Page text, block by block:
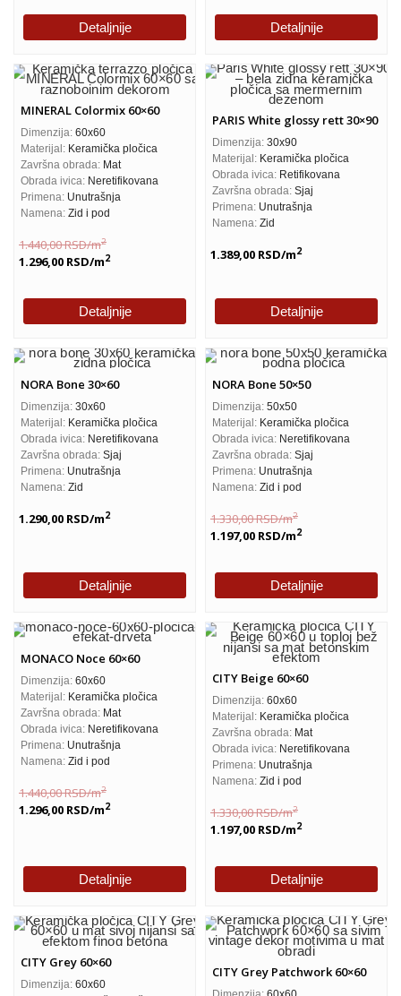
Detaljnije Detaljnije
MINERAL Colormix 60×60
Dimenzija: 60x60
Materijal: Keramička pločica
Završna obrada: Mat
Obrada ivica: Neretifikovana
Primena: Unutrašnja
Namena: Zid i pod
1.440,00RSD/m2
1.296,00 RSD/m2
Detaljnije
PARIS White glossy rett 30×90
Dimenzija: 30x90
Materijal: Keramička pločica
Obrada ivica: Retifikovana
Završna obrada: Sjaj
Primena: Unutrašnja
Namena: Zid
1.389,00 RSD/m2
Detaljnije
NORA Bone 30×60
Dimenzija: 30x60
Materijal: Keramička pločica
Obrada ivica: Neretifikovana
Završna obrada: Sjaj
Primena: Unutrašnja
Namena: Zid
1.290,00 RSD/m2
Detaljnije
NORA Bone 50×50
Dimenzija: 50x50
Materijal: Keramička pločica
Obrada ivica: Neretifikovana
Završna obrada: Sjaj
Primena: Unutrašnja
Namena: Zid i pod
1.330,00RSD/m2
1.197,00 RSD/m2
Detaljnije
MONACO Noce 60×60
Dimenzija: 60x60
Materijal: Keramička pločica
Završna obrada: Mat
Obrada ivica: Neretifikovana
Primena: Unutrašnja
Namena: Zid i pod
1.440,00RSD/m2
1.296,00 RSD/m2
Detaljnije
CITY Beige 60×60
Dimenzija: 60x60
Materijal: Keramička pločica
Završna obrada: Mat
Obrada ivica: Neretifikovana
Primena: Unutrašnja
Namena: Zid i pod
1.330,00RSD/m2
1.197,00 RSD/m2
Detaljnije
CITY Grey 60×60
Dimenzija: 60x60
CITY Grey Patchwork 60×60